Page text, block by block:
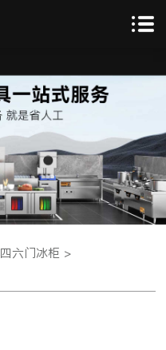
四六门冰柜 >